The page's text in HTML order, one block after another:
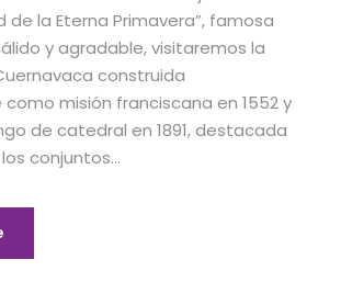
de la Eterna Primavera”, famosa
y agradable, visitaremos la
construida
misión franciscana en 1552 y
de catedral en 1891, destacada
conjuntos...